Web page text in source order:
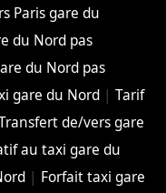
Paris gare du
du Nord pas
du Nord pas
gare du Nord| Tarif
de/vers gare
au taxi gare du
| Forfait taxi gare